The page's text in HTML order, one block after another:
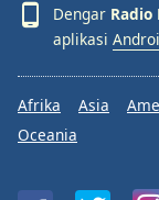
Dengar Radio
aplikasi
Afrika Asia
Oceania